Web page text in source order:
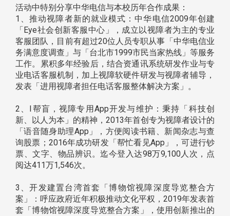
活动中特别分享中华电信与本校历年合作成果：
1、推动视障者新的就业模式：中华电信2009年创建
「Eye社会创新客服中心」，成立以视障者为主的专业
客服团队，目前有超过20位人员专职从事「中华电信业
务满意度调查」与「台北市1999市民当家热线」等服务
工作。累积多年经验后，结合资通讯系统研发作业与专
业电话客服机制，加上视障软硬件研发与视障者辅导，
发表「进用视障者担任电话客服整体解决方案」。
2、I帮盲，视障专用App开发与维护：秉持「科技创
新、以人为本」的精神，2013年首创专为视障者设计的
「语音随身助理App」，方便阅读书籍、新闻杂志与查
询股票；2016年成功研发「帮忙看见App」，可进行钞
票、文字、物品辨识。迄今登入达98万9,100人次，点
阅达411万1,546次。
3、开发建置台湾首套「博物馆视障深度导览整合方
案」：呼应政府近年积极推动文化平权，2019年发表首
套「博物馆视障深度导览整合方案」，使用创新推出的